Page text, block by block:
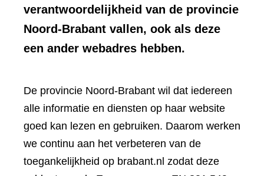
verantwoordelijkheid van de provincie
Noord-Brabant vallen, ook als deze
een ander webadres hebben.
De provincie Noord-Brabant wil dat iedereen
alle informatie en diensten op haar website
goed kan lezen en gebruiken. Daarom werken
we continu aan het verbeteren van de
toegankelijkheid op brabant.nl zodat deze